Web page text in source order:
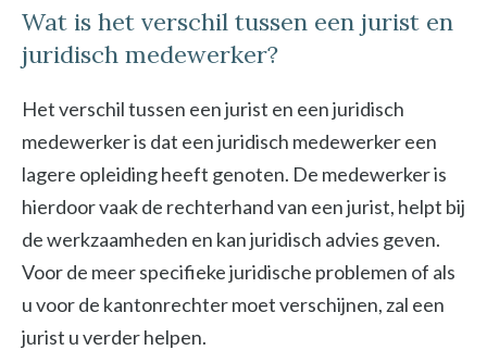
Wat is het verschil tussen een jurist en
juridisch medewerker?
Het verschil tussen een jurist en een juridisch
medewerker is dat een juridisch medewerker een
lagere opleiding heeft genoten. De medewerker is
hierdoor vaak de rechterhand van een jurist, helpt bij
de werkzaamheden en kan juridisch advies geven.
Voor de meer specifieke juridische problemen of als
u voor de kantonrechter moet verschijnen, zal een
jurist u verder helpen.